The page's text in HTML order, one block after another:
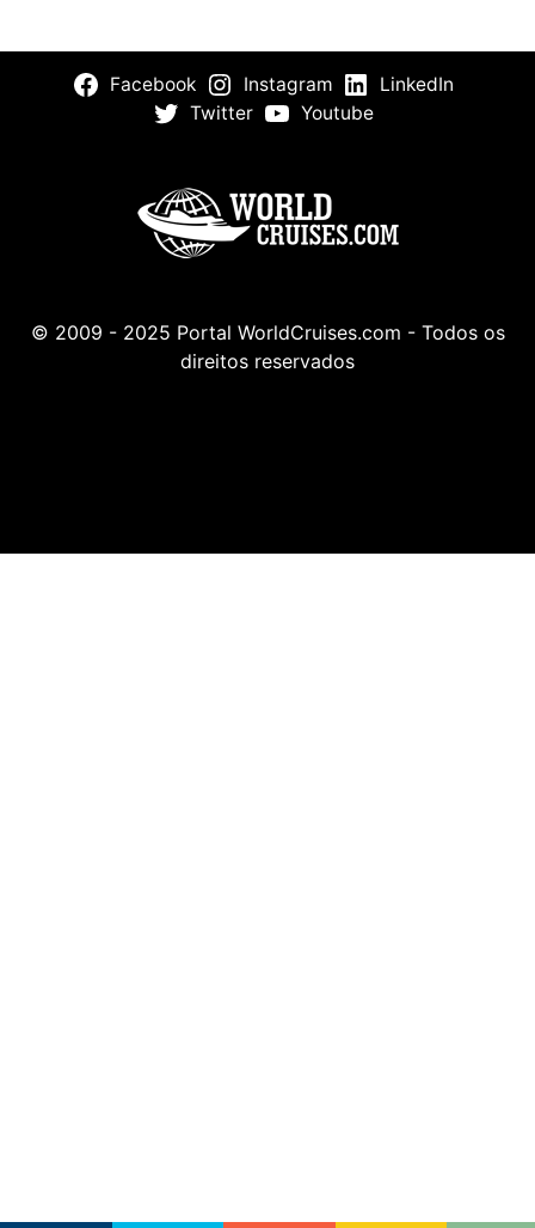
Facebook Instagram
LinkedIn
Twitter
Youtube
© 2009 - 2025 Portal WorldCruises.com - Todos os
direitos reservados